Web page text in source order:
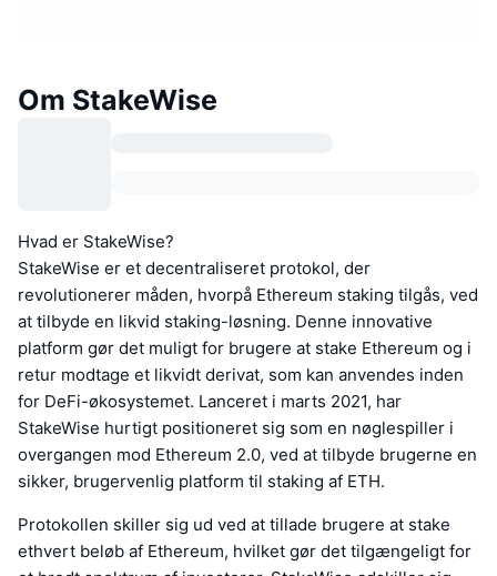
Om StakeWise
Hvad er StakeWise?
StakeWise er et decentraliseret protokol, der
revolutionerer måden, hvorpå Ethereum staking tilgås, ved
at tilbyde en likvid staking-løsning. Denne innovative
platform gør det muligt for brugere at stake Ethereum og i
retur modtage et likvidt derivat, som kan anvendes inden
for DeFi-økosystemet. Lanceret i marts 2021, har
StakeWise hurtigt positioneret sig som en nøglespiller i
overgangen mod Ethereum 2.0, ved at tilbyde brugerne en
sikker, brugervenlig platform til staking af ETH.
Protokollen skiller sig ud ved at tillade brugere at stake
ethvert beløb af Ethereum, hvilket gør det tilgængeligt for